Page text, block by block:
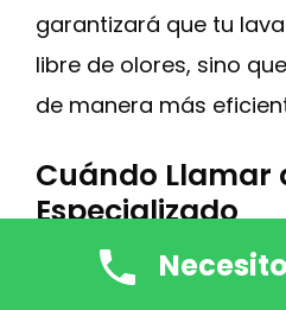
garantizará que tu
libre de olores, sino
de manera más
Cuándo Llamar
Especializado
Puede ser frustrante